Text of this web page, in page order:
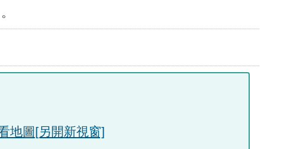
地圖[另開新視窗]